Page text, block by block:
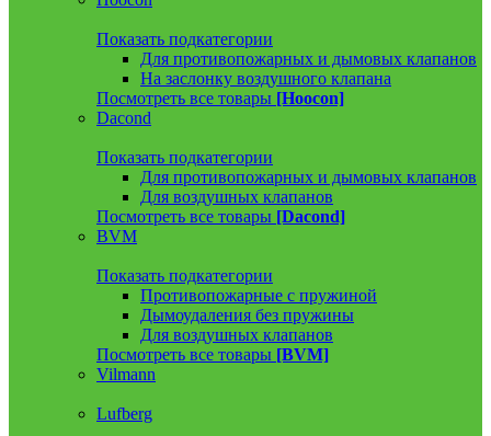
Показать подкатегории
Для противопожарных и дымовых клапанов
На заслонку воздушного клапана
Посмотреть все товары [Hoocon]
Dacond
Показать подкатегории
Для противопожарных и дымовых клапанов
Для воздушных клапанов
Посмотреть все товары [Dacond]
BVM
Показать подкатегории
Противопожарные с пружиной
Дымоудаления без пружины
Для воздушных клапанов
Посмотреть все товары [BVM]
Vilmann
Lufberg